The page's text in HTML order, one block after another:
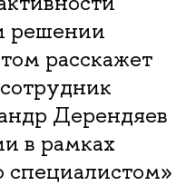
решении
расскажет
Дерендяев
в рамках
специалистом»